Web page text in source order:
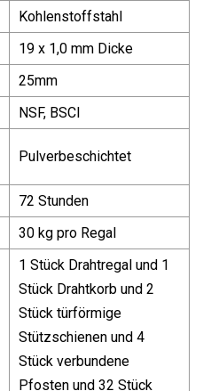
Kohlenstoffstahl
19 x 1,0 mm Dicke
25mm
NSF, BSCI
Pulverbeschichtet
72 Stunden
30 kg pro Regal
1 Stück Drahtregal und 1
Stück Drahtkorb und 2
Stück türförmige
Stützschienen und 4
Stück verbundene
Pfosten und 32 Stück